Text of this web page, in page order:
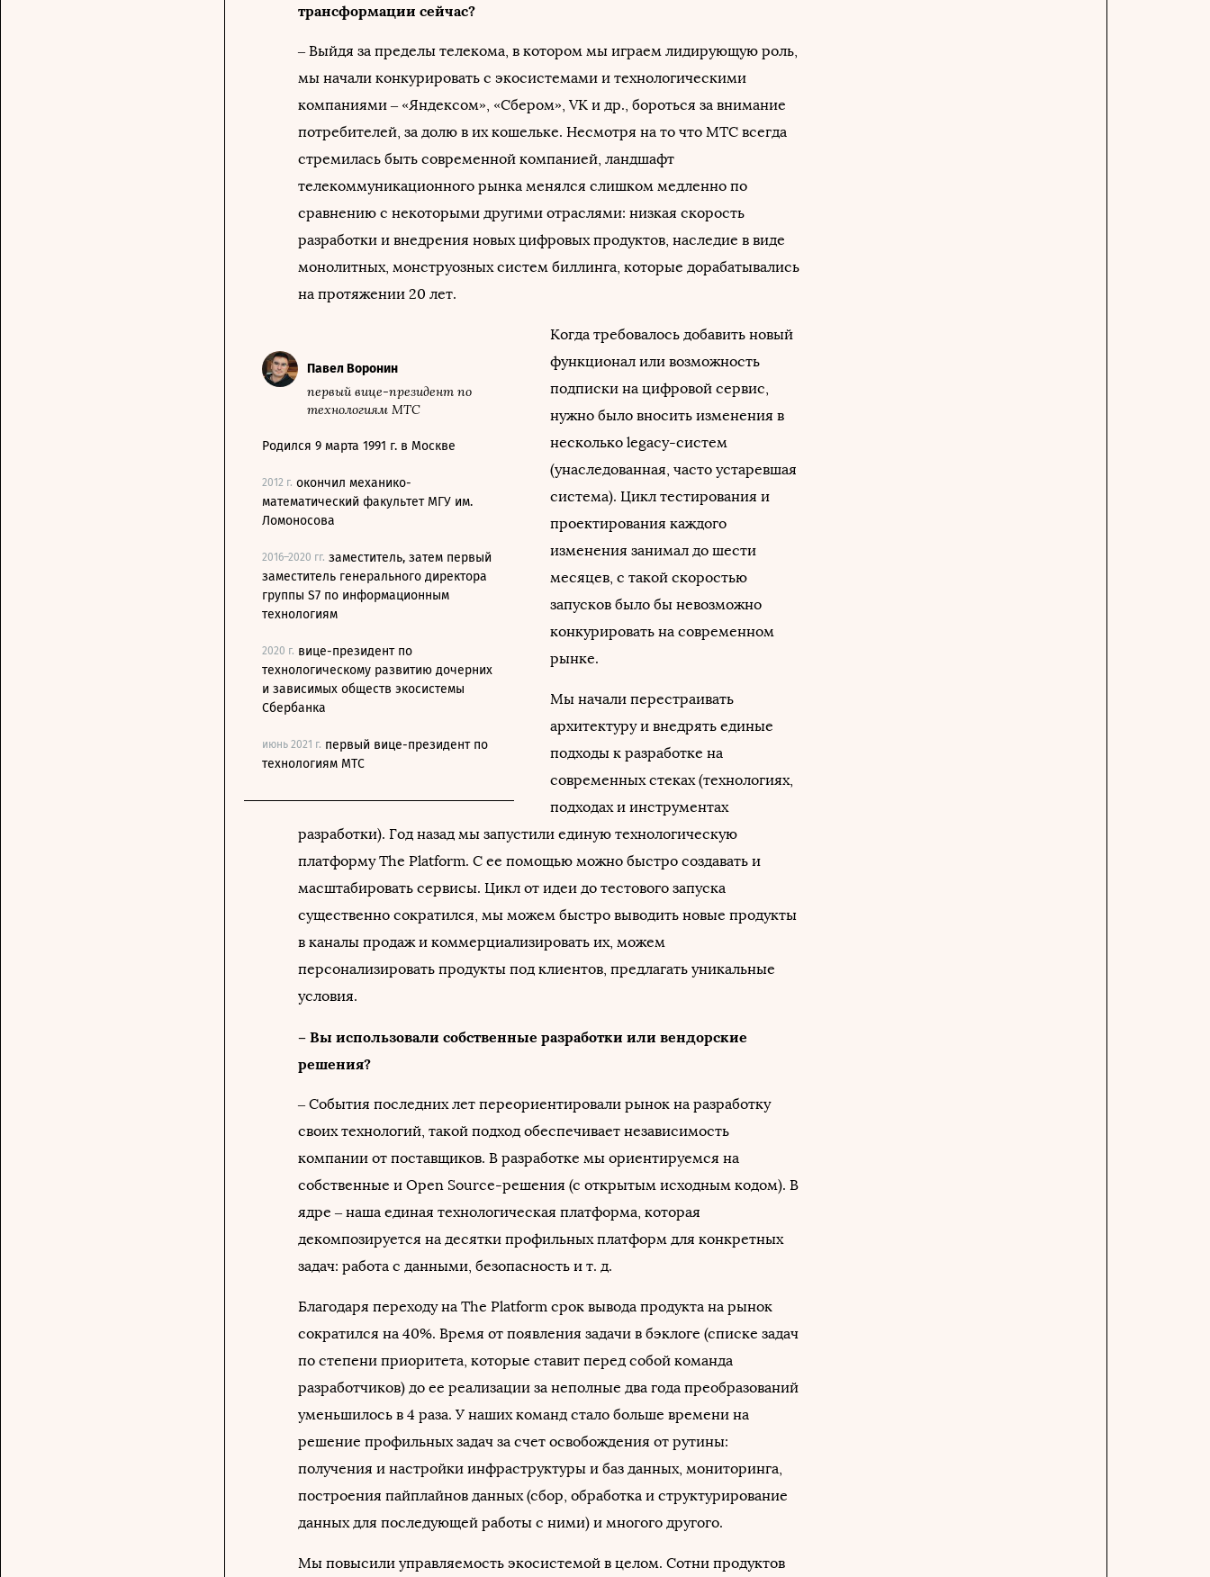
трансформации сейчас?
– Выйдя за пределы телекома, в котором мы играем лидирующую роль,
мы начали конкурировать с экосистемами и технологическими
компаниями – «Яндексом», «Сбером», VK и др., бороться за внимание
потребителей, за долю в их кошельке. Несмотря на то что МТС всегда
стремилась быть современной компанией, ландшафт
телекоммуникационного рынка менялся слишком медленно по
сравнению с некоторыми другими отраслями: низкая скорость
разработки и внедрения новых цифровых продуктов, наследие в виде
монолитных, монструозных систем биллинга, которые дорабатывались
на протяжении 20 лет.
Павел Воронин
первый вице-президент по
технологиям МТС
Родился 9 марта 1991 г. в Москве
2012 г. окончил механико-
математический факультет МГУ им.
Ломоносова
2016–2020 гг. заместитель, затем первый
заместитель генерального директора
группы S7 по информационным
технологиям
2020 г. вице-президент по
технологическому развитию дочерних
и зависимых обществ экосистемы
Сбербанка
июнь 2021 г. первый вице-президент по
технологиям МТС
Когда требовалось добавить новый
функционал или возможность
подписки на цифровой сервис,
нужно было вносить изменения в
несколько legacy-систем
(унаследованная, часто устаревшая
система). Цикл тестирования и
проектирования каждого
изменения занимал до шести
месяцев, с такой скоростью
запусков было бы невозможно
конкурировать на современном
рынке.
Мы начали перестраивать
архитектуру и внедрять единые
подходы к разработке на
современных стеках (технологиях,
подходах и инструментах
разработки). Год назад мы запустили единую технологическую
платформу The Platform. С ее помощью можно быстро создавать и
масштабировать сервисы. Цикл от идеи до тестового запуска
существенно сократился, мы можем быстро выводить новые продукты
в каналы продаж и коммерциализировать их, можем
персонализировать продукты под клиентов, предлагать уникальные
условия.
– Вы использовали собственные разработки или вендорские
решения?
– События последних лет переориентировали рынок на разработку
своих технологий, такой подход обеспечивает независимость
компании от поставщиков. В разработке мы ориентируемся на
собственные и Open Source-решения (с открытым исходным кодом). В
ядре – наша единая технологическая платформа, которая
декомпозируется на десятки профильных платформ для конкретных
задач: работа с данными, безопасность и т. д.
Благодаря переходу на The Platform срок вывода продукта на рынок
сократился на 40%. Время от появления задачи в бэклоге (списке задач
по степени приоритета, которые ставит перед собой команда
разработчиков) до ее реализации за неполные два года преобразований
уменьшилось в 4 раза. У наших команд стало больше времени на
решение профильных задач за счет освобождения от рутины:
получения и настройки инфраструктуры и баз данных, мониторинга,
построения пайплайнов данных (сбор, обработка и структурирование
данных для последующей работы с ними) и многого другого.
Мы повысили управляемость экосистемой в целом. Сотни продуктов